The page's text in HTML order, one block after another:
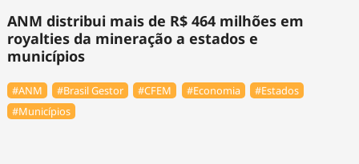
ANM distribui mais de R$ 464 milhões em
royalties da mineração a estados e
municípios
#ANM #Brasil Gestor #CFEM #Economia
#Estados
#Municípios